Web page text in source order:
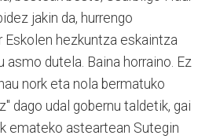
jakin da, hurrengo
Eskolen hezkuntza eskaintza
asmo dutela. Baina horraino. Ez
nork eta nola bermatuko
dago udal gobernu taldetik, gai
emateko asteartean Sutegin